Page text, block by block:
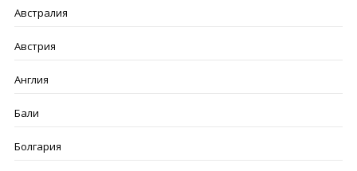
Австралия
Австрия
Англия
Бали
Болгария